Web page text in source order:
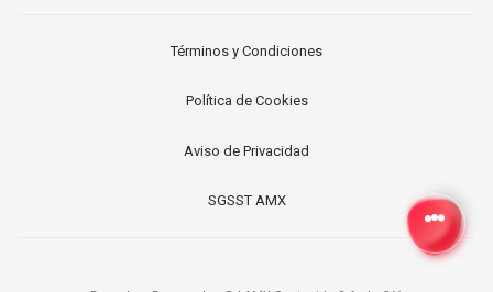
Términos y Condiciones
Política de Cookies
Aviso de Privacidad
SGSST AMX